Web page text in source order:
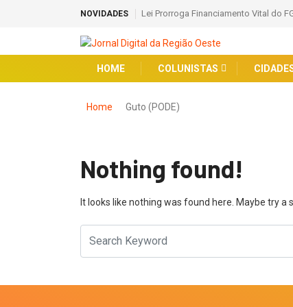
NOVIDADES Lei Prorroga Financiamento Vital do
HOME COLUNISTAS
Home Guto (PODE)
Nothing found!
It looks like nothing was found here. Maybe try a